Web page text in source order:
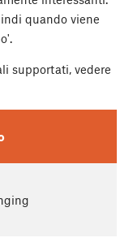
quando viene
supportati, vedere